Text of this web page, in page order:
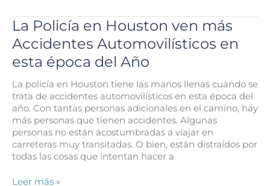
un
Camión
de
Reparto
Golpea
su
Automóvil
en
Houston
estas
Vacaciones?
La Policía en Houston ven más
Accidentes Automovilísticos en
esta época del Año
La policía en Houston tiene las manos llenas cuando se
trata de accidentes automovilísticos en esta época del
año. Con tantas personas adicionales en el camino, hay
más personas que tienen accidentes. Algunas
personas no están acostumbradas a viajar en
carreteras muy transitadas. O bien, están distraídos por
todas las cosas que intentan hacer a
La
Leer más »